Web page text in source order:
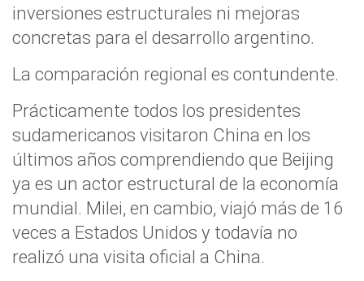
inversiones estructurales ni mejoras
concretas para el desarrollo argentino.
La comparación regional es contundente.
Prácticamente todos los presidentes
sudamericanos visitaron China en los
últimos años comprendiendo que Beijing
ya es un actor estructural de la economía
mundial. Milei, en cambio, viajó más de 16
veces a Estados Unidos y todavía no
realizó una visita oficial a China.